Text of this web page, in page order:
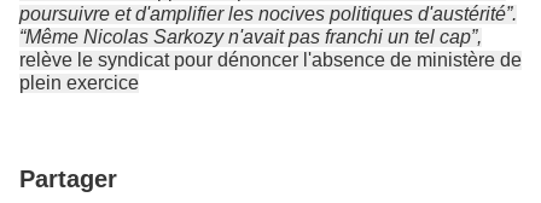
poursuivre et d'amplifier les nocives politiques d'austérité”.
“Même Nicolas Sarkozy n'avait pas franchi un tel cap”,
relève le syndicat pour dénoncer l'absence de ministère de
plein exercice
Partager